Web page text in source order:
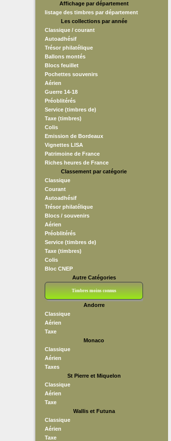
Affichage par département
listage des timbres par département
Les collections par année
Classique / courant
Autoadhésif
Trésor philatélique
Ballons montés
Blocs feuillet
Pochettes souvenirs
Aérien
Guerre 14-18
Préoblitérés
Service (timbres de)
Taxe (timbres)
Colis
Emission de Bordeaux
Vignettes LISA
Patrimoine de France
Riches heures de France
Classement par catégorie
Classique
Courant
Autoadhésif
Trésor philatélique
Blocs / souvenirs
Aérien
Préoblitérés
Service (timbres de)
Taxe (timbres)
Colis
Bloc CNEP
Autre Catégories
Timbres moins connus
Andorre
Classique
Aérien
Taxe
Monaco
Classique
Aérien
Taxes
St Pierre et Miquelon
Classique
Aérien
Taxe
Wallis et Futuna
Classique
Aérien
Taxe